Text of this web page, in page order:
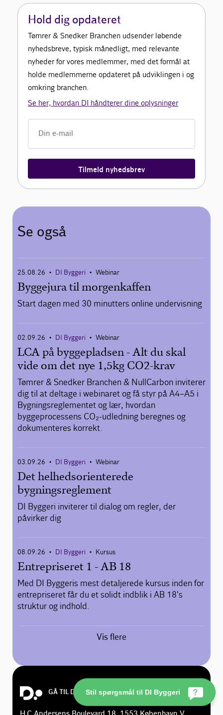
Hold dig opdateret
Tømrer & Snedker Branchen udsender løbende
nyhedsbreve, typisk månedligt, med relevante
nyheder for vores medlemmer, med det formål at
holde medlemmerne opdateret på udviklingen i og
omkring branchen.
Se her, hvordan DI håndterer dine oplysninger
Tilmeld nyhedsbrev
Se også
25.08.26 • DI Byggeri • Webinar
Byggejura til morgenkaffen
Start dagen med 30 minutters online undervisning
02.09.26 • DI Byggeri • Webinar
LCA på byggepladsen - Alt du skal
vide om det nye 1,5kg CO2-krav
Tømrer & Snedker Branchen & NullCarbon inviterer
dig til at deltage i webinaret og få styr på A4–A5 i
Bygningsreglementet og lær, hvordan
byggeprocessens CO₂-udledning beregnes og
dokumenteres korrekt.
03.09.26 • DI Byggeri • Webinar
Det helhedsorienterede
bygningsreglement
DI Byggeri inviterer til dialog om regler, der
påvirker dig
08.09.26 • DI Byggeri • Kursus
Entrepriseret 1 - AB 18
Med DI Byggeris mest detaljerede kursus inden for
entrepriseret får du et solidt indblik i AB 18's
struktur og indhold.
Vis flere
GÅ TIL DI.DKStil spørgsmål til DI Byggeri